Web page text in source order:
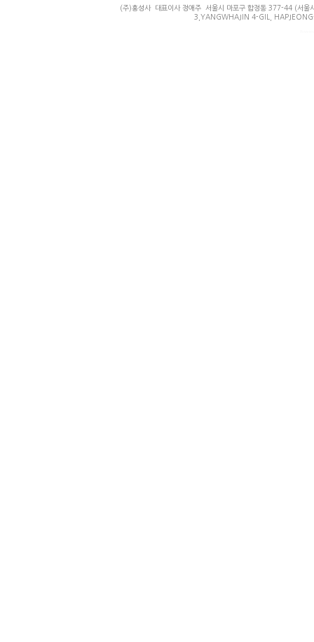
(주)홍성사 대표이사 정애주 서울시 마포구 합정동 377-44 (
3,YANGWHAJIN 4-GIL,